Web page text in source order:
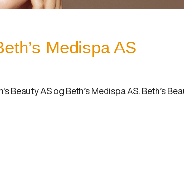
Medispa AS
AS og Beth’s Medispa AS. Beth’s